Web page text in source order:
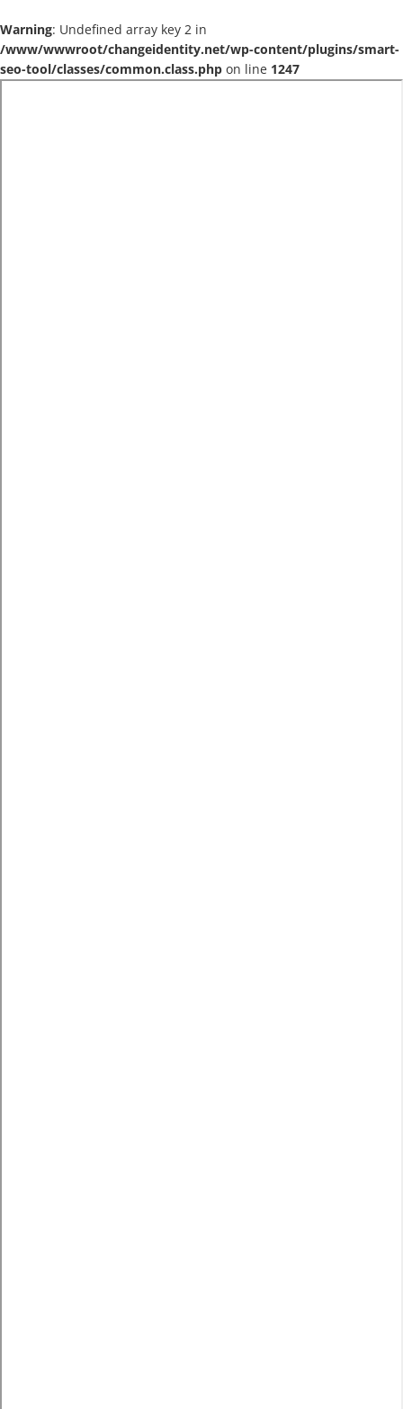
Warning: Undefined array key 2 in
/www/wwwroot/changeidentity.net/wp-content/plugins/smart-
seo-tool/classes/common.class.php on line 1247